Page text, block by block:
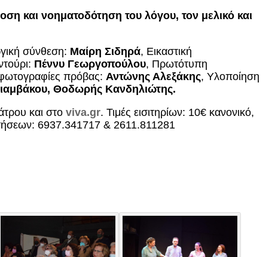
και νοηματοδότηση του λόγου, τον μελικό και
σύνθεση: Μαίρη Σιδηρά, Εικαστική
Πέννυ Γεωργοπούλου, Πρωτότυπη
πρόβας: Αντώνης Αλεξάκης, Υλοποίηση
Θοδωρής Κανδηλιώτης.
και στο viva.gr. Τιμές εισιτηρίων: 10€ κανονικό,
6937.341717 & 2611.811281